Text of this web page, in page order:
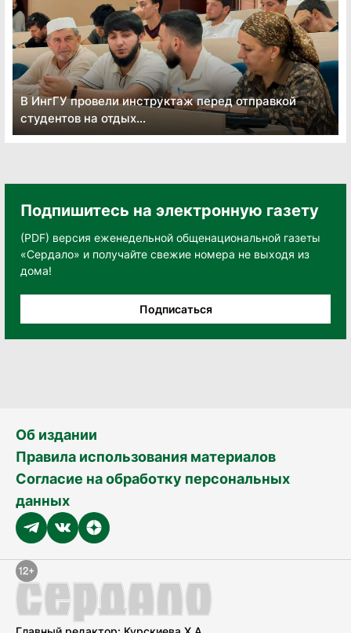
В ИнгГУ провели инструктаж перед отправкой
студентов на отдых...
Подпишитесь на электронную газету
(PDF) версия еженедельной общенациональной газеты
«Сердало» и получайте свежие номера не выходя из
дома!
Подписаться
Об издании
Правила использования материалов
Согласие на обработку персональных
данных